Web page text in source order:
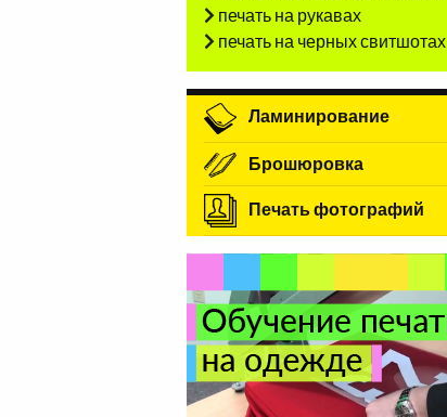
печать на рукавах
печать на черных свитшотах
Ламинирование
Брошюровка
Печать фотографий